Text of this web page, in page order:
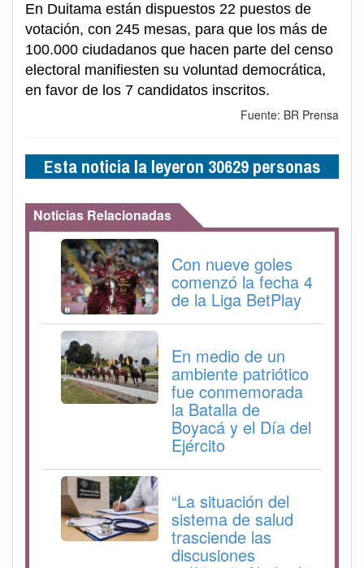
En Duitama están dispuestos 22 puestos de
votación, con 245 mesas, para que los más de
100.000 ciudadanos que hacen parte del censo
electoral manifiesten su voluntad democrática,
en favor de los 7 candidatos inscritos.
Fuente: BR Prensa
Esta noticia la leyeron 30629 personas
Noticias Relacionadas
Con nueve goles
comenzó la fecha 4
de la Liga BetPlay
En medio de un
ambiente patriótico
fue conmemorada
la Batalla de
Boyacá y el Día del
Ejército
“La situación del
sistema de salud
trasciende las
discusiones